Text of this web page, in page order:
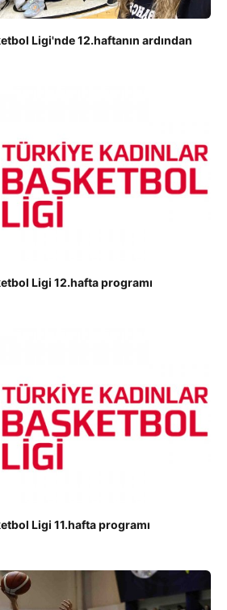
Ligi'nde 12.haftanın ardından
Ligi 12.hafta programı
Ligi 11.hafta programı